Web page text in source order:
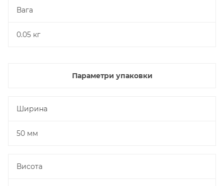
Вага
0.05 кг
Параметри упаковки
Ширина
50 мм
Висота